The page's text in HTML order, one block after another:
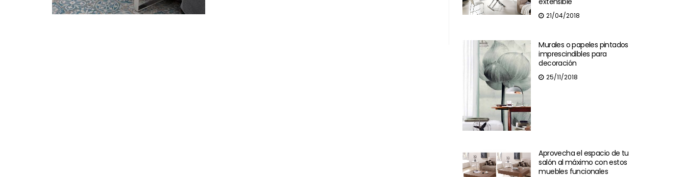
21/04/2018
Murales o papeles pintados
imprescindibles para
decoración
25/11/2018
Aprovecha el espacio de tu
salón al máximo con estos
muebles funcionales